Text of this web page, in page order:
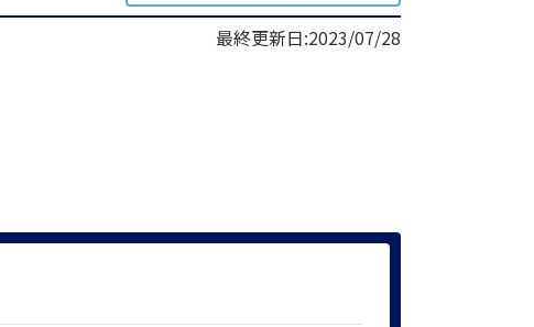
最終更新日:2023/07/28